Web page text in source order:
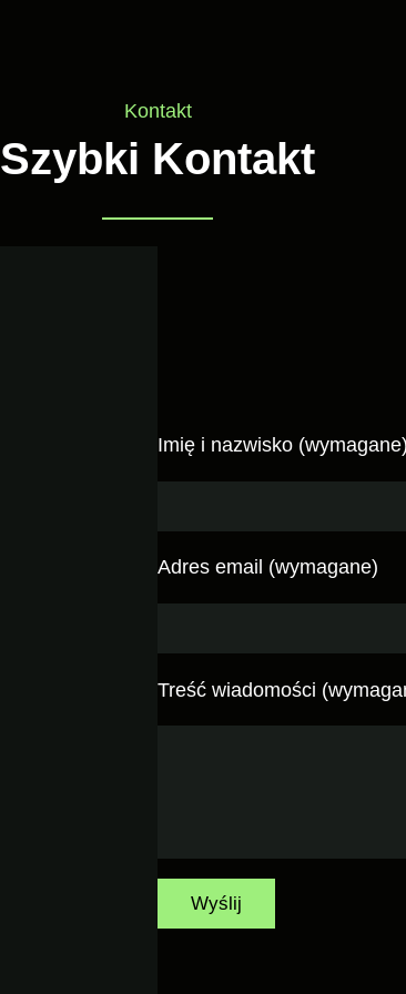
Kontakt
Szybki Kontakt
Imię i nazwisko
Adres email (wymagane)
Treść wiadomości